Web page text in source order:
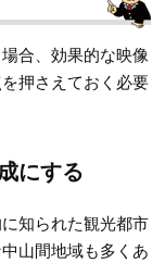
合、効果的な映像
押さえておく必要
にする
知られた観光都市
山間地域も多くあ